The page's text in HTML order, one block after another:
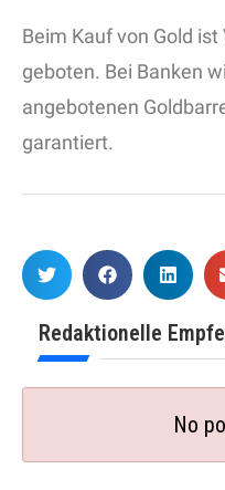
Beim Kauf von Gold
geboten. Bei Banken
angebotenen
garantiert.
Redaktionelle
No